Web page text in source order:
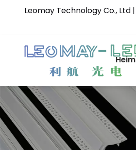
Leomay Technology Co., Ltd |
Heim